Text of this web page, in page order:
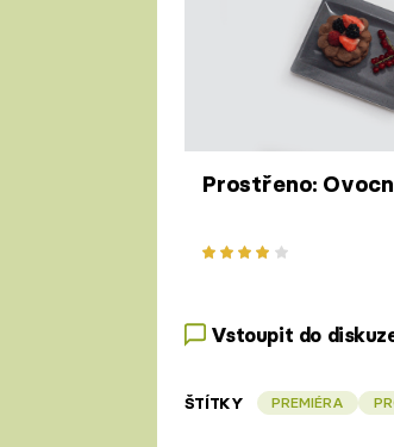
Prostřeno:
Vstoupit do
ŠTÍTKY PREMIÉRA